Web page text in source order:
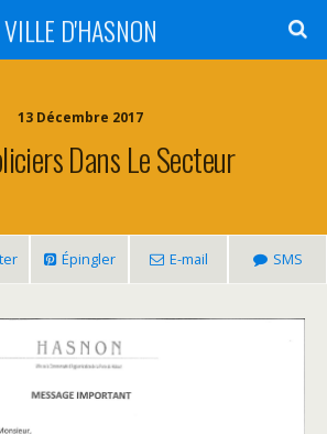
VILLE D'HASNON
13 Décembre 2017
Dans Le Secteur
Épingler E-mail SMS